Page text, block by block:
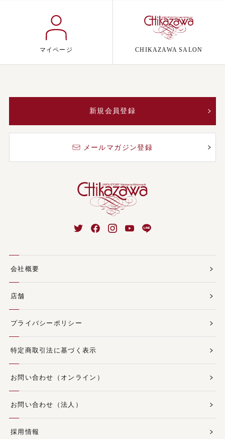
マイページ CHIKAZAWA SALON
新規会員登録
メールマガジン登録
会社概要
店舗
プライバシーポリシー
特定商取引法に基づく表示
お問い合わせ（オンライン）
お問い合わせ（法人）
採用情報